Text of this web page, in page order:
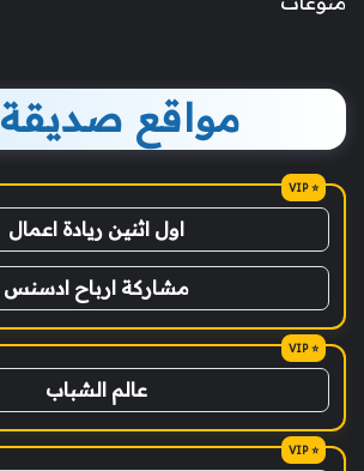
مواقع صديقة
اول اثنين ريادة اعمال
مشاركة ارباح ادسنس
عالم الشباب